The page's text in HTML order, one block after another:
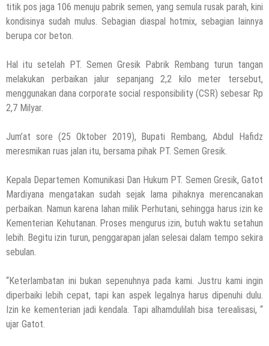
titik pos jaga 106 menuju pabrik semen, yang semula rusak parah, kini
kondisinya sudah mulus. Sebagian diaspal hotmix, sebagian lainnya
berupa cor beton.
Hal itu setelah PT. Semen Gresik Pabrik Rembang turun tangan
melakukan perbaikan jalur sepanjang 2,2 kilo meter tersebut,
menggunakan dana corporate social responsibility (CSR) sebesar Rp
2,7 Milyar.
Jum’at sore (25 Oktober 2019), Bupati Rembang, Abdul Hafidz
meresmikan ruas jalan itu, bersama pihak PT. Semen Gresik.
Kepala Departemen Komunikasi Dan Hukum PT. Semen Gresik, Gatot
Mardiyana mengatakan sudah sejak lama pihaknya merencanakan
perbaikan. Namun karena lahan milik Perhutani, sehingga harus izin ke
Kementerian Kehutanan. Proses mengurus izin, butuh waktu setahun
lebih. Begitu izin turun, penggarapan jalan selesai dalam tempo sekira
sebulan.
“Keterlambatan ini bukan sepenuhnya pada kami. Justru kami ingin
diperbaiki lebih cepat, tapi kan aspek legalnya harus dipenuhi dulu.
Izin ke kementerian jadi kendala. Tapi alhamdulilah bisa terealisasi, “
ujar Gatot.